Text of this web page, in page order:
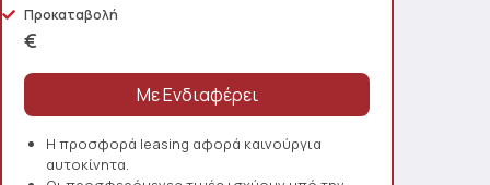
Προκαταβολή
€
Η προσφορά leasing αφορά καινούργια
αυτοκίνητα.